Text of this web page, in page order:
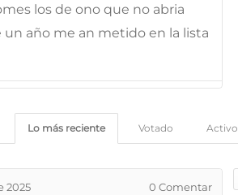
los de ono que no abria
un año me an metido en la lista
Activo
Votado
Lo más reciente
2025 0 Comentar